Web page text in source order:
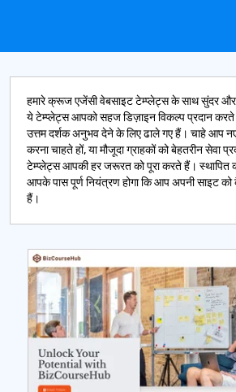
हमारे क्रूज एजेंसी वेबसाइट टेम्प्लेट्स के साथ सुंदर और
ये टेम्प्लेट्स आपको सहज डिज़ाइन विकल्प प्रदान करते
उत्तम दर्शक अनुभव देने के लिए ढाले गए हैं। चाहे आप
करना चाहते हों, या मौजूदा ग्राहकों को बेहतरीन सेवा
टेम्प्लेट्स आपकी हर जरूरत को पूरा करते हैं।
आपके पास पूर्ण नियंत्रण होगा कि आप अपनी साइट को
हैं।